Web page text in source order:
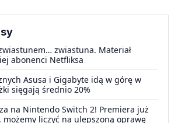
zwiastuna. Materiał
abonenci Netfliksa
Asusa i Gigabyte idą w górę w
sięgają średnio 20%
na Nintendo Switch 2! Premiera już
liczyć na ulepszoną oprawę